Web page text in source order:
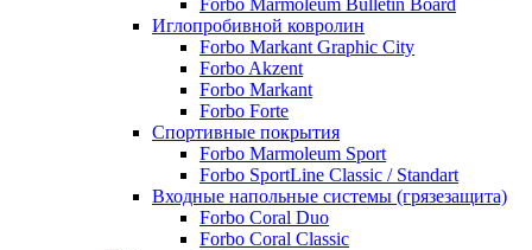
Forbo Marmoleum Bulletin Board
Иглопробивной ковролин
Forbo Markant Graphic City
Forbo Akzent
Forbo Markant
Forbo Forte
Спортивные покрытия
Forbo Marmoleum Sport
Forbo SportLine Classic / Standart
Входные напольные системы (грязезащита)
Forbo Coral Duo
Forbo Coral Classic